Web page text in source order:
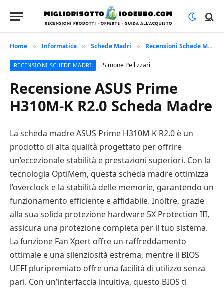
Home » Informatica » Schede Madri » Recensioni Schede Madri
RECENSIONI SCHEDE MADRI Simone Pellizzari
Recensione ASUS Prime
H310M-K R2.0 Scheda Madre
La scheda madre ASUS Prime H310M-K R2.0 è un
prodotto di alta qualità progettato per offrire
un’eccezionale stabilità e prestazioni superiori. Con la
tecnologia OptiMem, questa scheda madre ottimizza
l’overclock e la stabilità delle memorie, garantendo un
funzionamento efficiente e affidabile. Inoltre, grazie
alla sua solida protezione hardware 5X Protection III,
assicura una protezione completa per il tuo sistema.
La funzione Fan Xpert offre un raffreddamento
ottimale e una silenziosità estrema, mentre il BIOS
UEFI pluripremiato offre una facilità di utilizzo senza
pari. Con un’interfaccia intuitiva, questo BIOS ti